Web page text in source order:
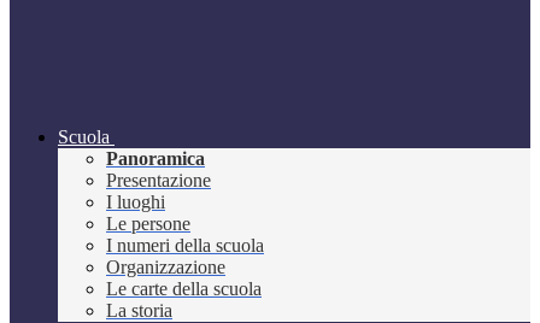
Scuola
Panoramica
Presentazione
I luoghi
Le persone
I numeri della scuola
Organizzazione
Le carte della scuola
La storia